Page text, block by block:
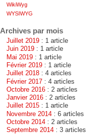
WikiWyg
WYSIWYG
Archives par mois
Juillet 2019 : 1 article
Juin 2019 : 1 article
Mai 2019 : 1 article
Février 2019 : 1 article
Juillet 2018 : 4 articles
Février 2017 : 4 articles
Octobre 2016 : 2 articles
Janvier 2016 : 2 articles
Juillet 2015 : 1 article
Novembre 2014 : 6 articles
Octobre 2014 : 2 articles
Septembre 2014 : 3 articles